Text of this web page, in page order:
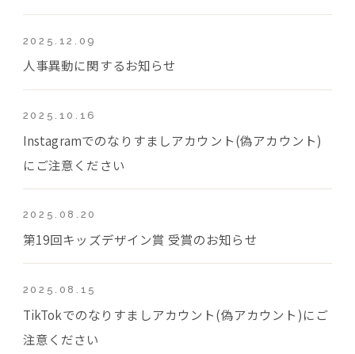
2025.12.09
人事異動に関するお知らせ
2025.10.16
Instagramでのなりすましアカウント(偽アカウント)
にご注意ください
2025.08.20
第19回キッズデザイン賞 受賞のお知らせ
2025.08.15
TikTokでのなりすましアカウント(偽アカウント)にご
注意ください